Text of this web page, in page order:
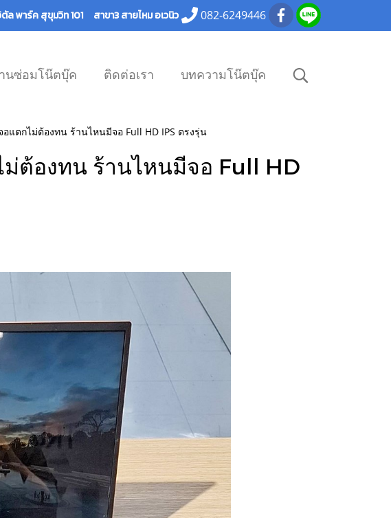
พาร์ค สุขุมวิท 101 สาขา3 สายไหม อเวนิว 082-6249446
นซ่อมโน๊ตบุ๊ค ติดต่อเรา บทความโน๊ตบุ๊ค
อแตกไม่ต้องทน ร้านไหนมีจอ Full HD IPS ตรงรุ่น
ต้องทน ร้านไหนมีจอ Full HD